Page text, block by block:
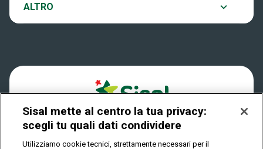
Play Your Date
Dove si gioca
Quanto si vince
Come riscuotere
ALTRO
Notifiche
Privacy
Sisal mette al centro la tua privacy:
scegli tu quali dati condividere
Utilizziamo cookie tecnici, strettamente necessari per il